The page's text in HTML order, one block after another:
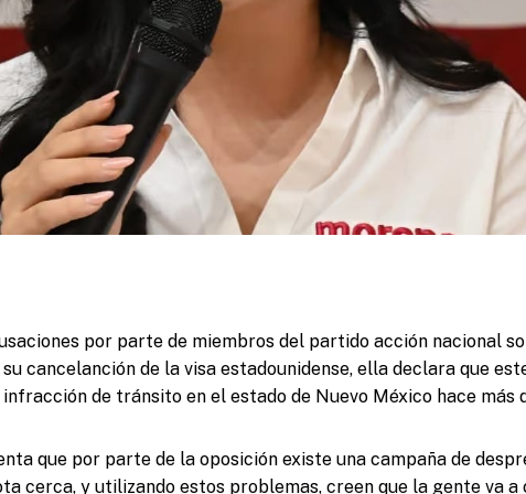
por parte de miembros del partido acción nacional
cancelanción de la visa estadounidense, ella declara que
infracción de tránsito en el estado de Nuevo México hace más
que por parte de la oposición existe una campaña de
cerca, y utilizando estos problemas, creen que la gente va a